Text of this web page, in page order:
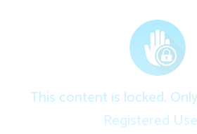
This content is locked.
Registered